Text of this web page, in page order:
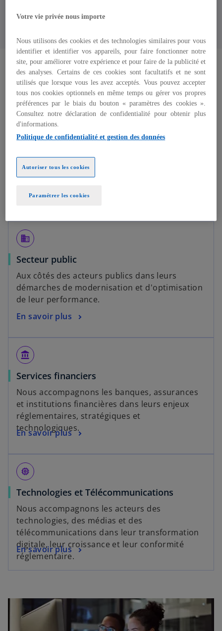
Notre accompagnement sectoriel
wind_power
Énergie et ressources naturelles
KPMG Côte d’Ivoire accompagne les acteurs de
l’énergie et des ressources naturelles dans leur
solutions adaptées aux défis locaux.
En savoir plus
business
Secteur public
Aux côtés des acteurs publics dans leurs
démarches de modernisation et d'optimisation
de leur performance.
En savoir plus
account_balance
Services financiers
Nous accompagnons les banques, assurances
et institutions financières dans leurs enjeux
réglementaires, stratégiques et
technologiques.
En savoir plus
memory
Technologies et Télécommunications
Nous accompagnons les acteurs des
technologies, des médias et des
télécommunications dans leur transformation
digitale, leur croissance et leur conformité
réglementaire.
En savoir plus
Votre vie privée nous importe
Nous utilisons des cookies et des technologies similaires pour vous
identifier et identifier vos appareils, pour faire fonctionner notre
site, pour améliorer votre expérience et pour faire de la publicité et
des analyses. Certains de ces cookies sont facultatifs et ne sont
utilisés que lorsque vous les avez acceptés. Vous pouvez accepter
tous nos cookies optionnels en même temps ou gérer vos propres
préférences par le biais du bouton « paramètres des cookies ».
Consultez notre déclaration de confidentialité pour obtenir plus
d'informations.
Politique de confidentialité et gestion des données
Paramétrer les cookies
Autoriser tous les cookies